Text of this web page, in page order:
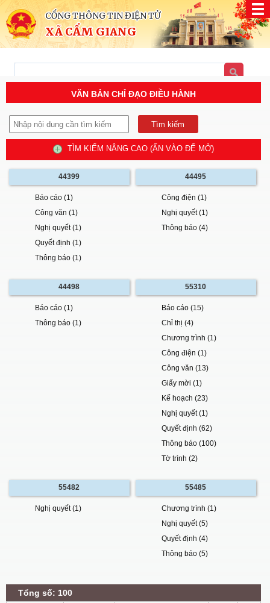
CỔNG THÔNG TIN ĐIỆN TỬ
XÃ CẨM GIANG
VĂN BẢN CHỈ ĐẠO ĐIỀU HÀNH
TÌM KIẾM NÂNG CAO (ẤN VÀO ĐỂ MỞ)
44399
Báo cáo (1)
Công văn (1)
Nghị quyết (1)
Quyết định (1)
Thông báo (1)
44495
Công điện (1)
Nghị quyết (1)
Thông báo (4)
44498
Báo cáo (1)
Thông báo (1)
55310
Báo cáo (15)
Chỉ thị (4)
Chương trình (1)
Công điện (1)
Công văn (13)
Giấy mời (1)
Kế hoạch (23)
Nghị quyết (1)
Quyết định (62)
Thông báo (100)
Tờ trình (2)
55482
Nghị quyết (1)
55485
Chương trình (1)
Nghị quyết (5)
Quyết định (4)
Thông báo (5)
Tổng số: 100